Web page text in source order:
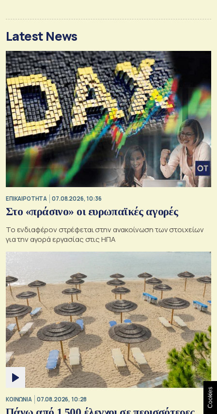
Latest News
ΕΠΙΚΑΙΡΟΤΗΤΑ 07.08.2026, 10:36
Στο «πράσινο» οι ευρωπαϊκές αγορές
Το ενδιαφέρον στρέφεται στην ανακοίνωση των στοιχείων
για την αγορά εργασίας στις ΗΠΑ
ΚΟΙΝΩΝΙΑ 07.08.2026, 10:28 Cookies